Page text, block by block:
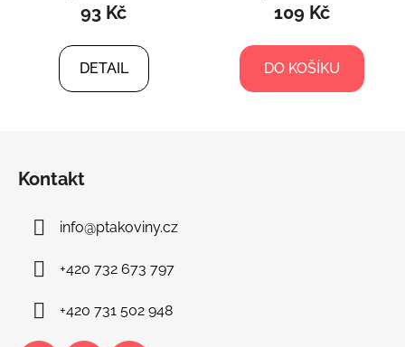
93 Kč
DETAIL
109 Kč
DO KOŠÍKU
Kontakt
info@ptakoviny.cz
+420 732 673 797
+420 731 502 948